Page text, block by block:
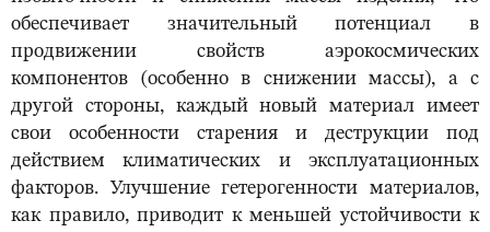
обеспечивает значительный потенциал в
продвижении свойств аэрокосмических
компонентов (особенно в снижении массы), а с
другой стороны, каждый новый материал имеет
свои особенности старения и деструкции под
действием климатических и эксплуатационных
факторов. Улучшение гетерогенности материалов,
как правило, приводит к меньшей устойчивости к